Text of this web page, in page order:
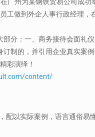
工做到外企人事行政经理
分：一、商务接待会面礼仪
制的，并引用企业真实案
彩演绎！
content/
配以实际案例，语言通俗易